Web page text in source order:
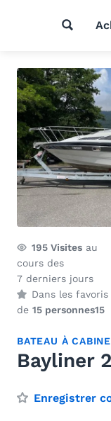
195 Visites au
cours des
7 derniers jours
Dans les favoris
de 15 personnes15
BATEAU À CABINE
Bayliner
Enregistrer